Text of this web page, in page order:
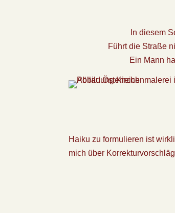
In diesem
Führt die Straße
Ein Mann
Haiku zu formulieren ist
mich über